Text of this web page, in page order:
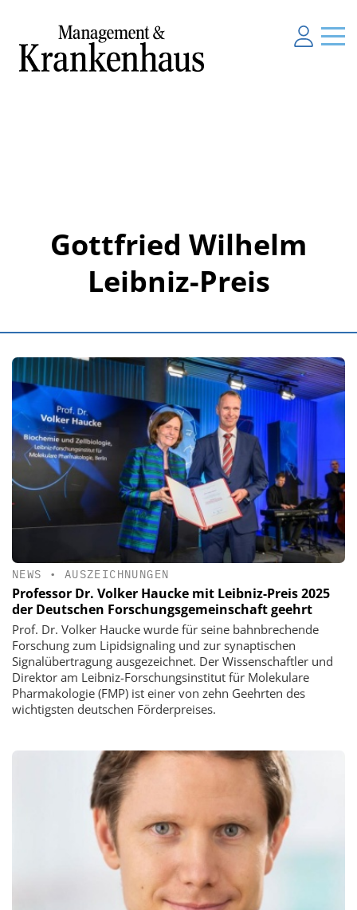
Gottfried Wilhelm
Leibniz-Preis
NEWS • AUSZEICHNUNGEN
Professor Dr. Volker Haucke mit Leibniz-Preis 2025
der Deutschen Forschungsgemeinschaft geehrt
Prof. Dr. Volker Haucke wurde für seine bahnbrechende
Forschung zum Lipidsignaling und zur synaptischen
Signalübertragung ausgezeichnet. Der Wissenschaftler und
Direktor am Leibniz-Forschungsinstitut für Molekulare
Pharmakologie (FMP) ist einer von zehn Geehrten des
wichtigsten deutschen Förderpreises.